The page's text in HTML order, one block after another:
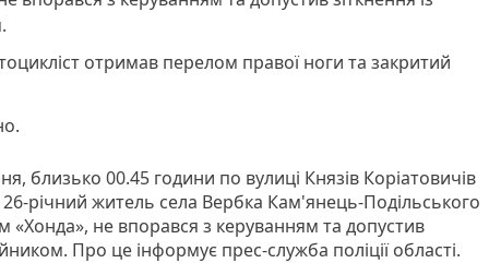
отримав перелом правої ноги та закритий
близько 00.45 години по вулиці Князів Коріатовичів
річний житель села Вербка Кам'янець-Подільського
не впорався з керуванням та допустив
Про це інформує прес-служба поліції області.